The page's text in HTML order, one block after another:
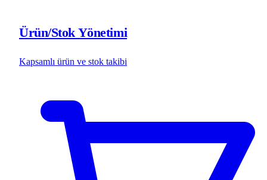
Ürün/Stok Yönetimi
Kapsamlı ürün ve stok takibi